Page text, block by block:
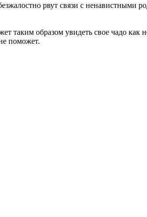
рвут связи с ненавистными
таким образом увидеть свое чадо как
поможет.